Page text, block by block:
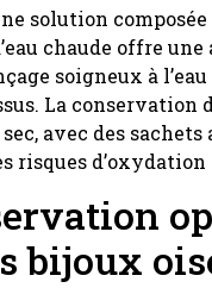
solution
chaude offre
soigneux à
La conservation
avec des
risques d’oxydation
bijoux